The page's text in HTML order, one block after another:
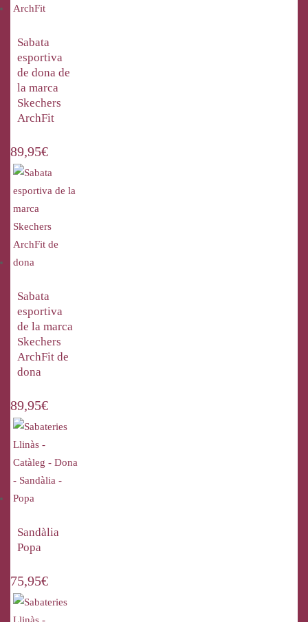
Sabata
esportiva
de dona de
la marca
Skechers
ArchFit
89,95€
Sabata
esportiva
de la marca
Skechers
ArchFit de
dona
89,95€
Sandàlia
Popa
75,95€